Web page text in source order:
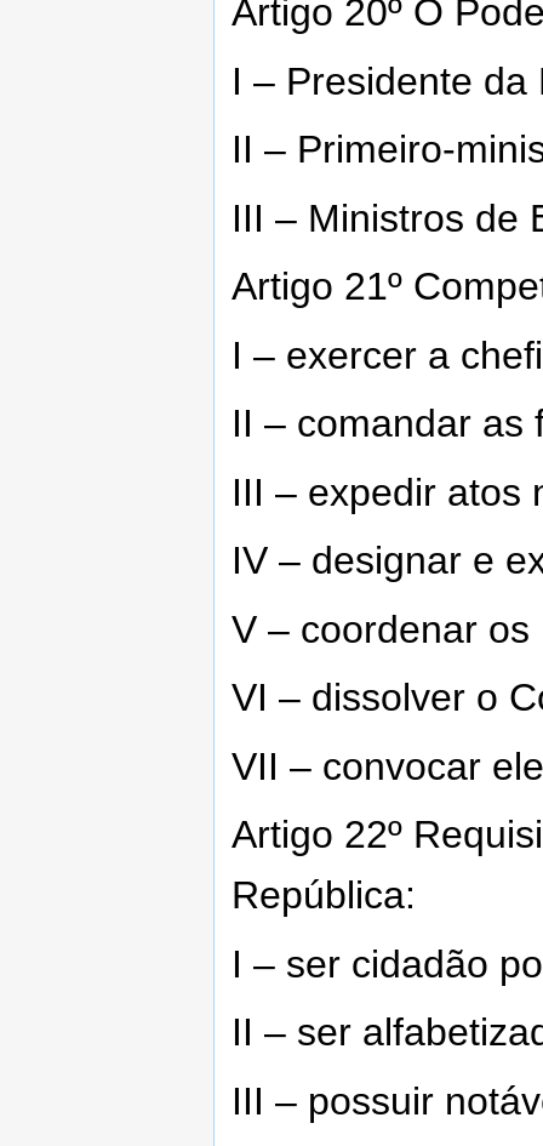
Artigo 20º O
I – Presidente da
II – Primeiro-
III – Ministros de
Artigo 21º
I – exercer a
II – comandar as
III – expedir atos
IV – designar e
V – coordenar
VI – dissolver o
VII – convocar
Artigo 22º
República:
I – ser cidadão
II – ser
III – possuir